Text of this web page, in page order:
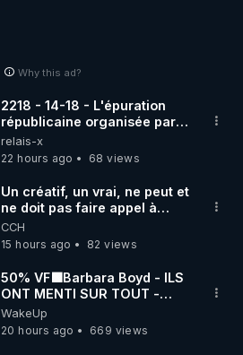
Why this ad?
2218 - 14-18 - L'épuration
républicaine organisée par
les frères de la truelle
relais-x
22 hours ago
68 views
Un créatif, un vrai, ne peut et
ne doit pas faire appel à
l'intelligence artificielle
CCH
15 hours ago
82 views
50% VF🟩Barbara Boyd - ILS
ONT MENTI SUR TOUT -
Jocelyne Traduction
WakeUp
20 hours ago
669 views